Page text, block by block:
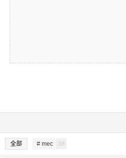
全部 # mec 38